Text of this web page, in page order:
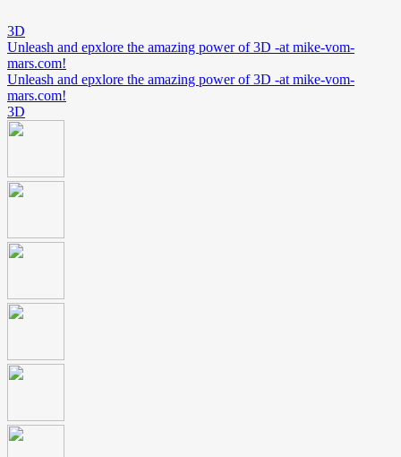
3D
Unleash and epxlore the amazing power of 3D -at mike-vom-
mars.com!
Unleash and epxlore the amazing power of 3D -at mike-vom-
mars.com!
3D